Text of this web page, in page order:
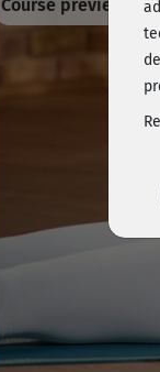
Course preview -